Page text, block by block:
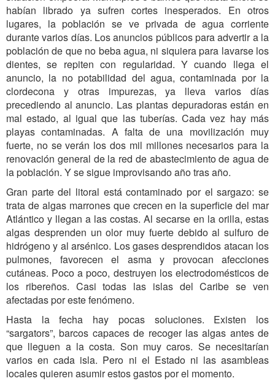
habían librado ya sufren cortes inesperados. En otros
lugares, la población se ve privada de agua corriente
durante varios días. Los anuncios públicos para advertir a la
población de que no beba agua, ni siquiera para lavarse los
dientes, se repiten con regularidad. Y cuando llega el
anuncio, la no potabilidad del agua, contaminada por la
clordecona y otras impurezas, ya lleva varios días
precediendo al anuncio. Las plantas depuradoras están en
mal estado, al igual que las tuberías. Cada vez hay más
playas contaminadas. A falta de una movilización muy
fuerte, no se verán los dos mil millones necesarios para la
renovación general de la red de abastecimiento de agua de
la población. Y se sigue improvisando año tras año.
Gran parte del litoral está contaminado por el sargazo: se
trata de algas marrones que crecen en la superficie del mar
Atlántico y llegan a las costas. Al secarse en la orilla, estas
algas desprenden un olor muy fuerte debido al sulfuro de
hidrógeno y al arsénico. Los gases desprendidos atacan los
pulmones, favorecen el asma y provocan afecciones
cutáneas. Poco a poco, destruyen los electrodomésticos de
los ribereños. Casi todas las islas del Caribe se ven
afectadas por este fenómeno.
Hasta la fecha hay pocas soluciones. Existen los
“sargators”, barcos capaces de recoger las algas antes de
que lleguen a la costa. Son muy caros. Se necesitarían
varios en cada isla. Pero ni el Estado ni las asambleas
locales quieren asumir estos gastos por el momento.